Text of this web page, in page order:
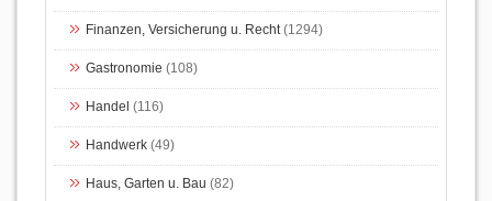
Finanzen, Versicherung u. Recht(1294)
Gastronomie (108)
Handel (116)
Handwerk (49)
Haus, Garten u. Bau (82)